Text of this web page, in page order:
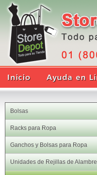
Bolsas
Racks para Ropa
Ganchos y Bolsas para Ropa
Unidades de Rejillas de Alambre